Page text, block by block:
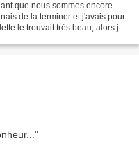
que nous sommes encore
de la terminer et j'avais pour
le trouvait très beau, alors je